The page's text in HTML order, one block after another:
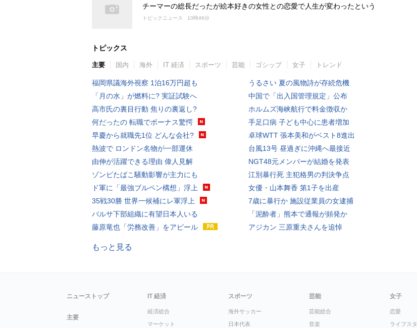
チーマーの総長だったが絵本好きの女性との恋愛で人生が変わったという
トピックニュース 10時46分
トピックス
主要 国内 海外 IT 経済 スポーツ 芸能 ゴシップ 女子 トレンド
福岡県議海外視察 1泊16万円超も
「月の水」が燃料に? 実証試験へ
高市氏の裏目行動 焦りの裏返し?
何だったの 転職でボーナス驚愕
早慶から就職先1位 どんな会社?
熱波で ロンドン名物が一部運休
由伸が活躍できる理由 偉人見解
ゾンビたばこ騒動影響が主力にも
ド軍に「最強ブルペン構想」浮上
35戦30勝 世界一候補にレ軍浮上
バルサ下部組織に有望日本人いる
藤原竜也「労務改善」をアピール
うるさい 夏の風物詩が存続危機
中国で「出入国管理規定」公布
ホルムズ海峡航行で料金徴収か
手足口病 子ども中心に患者増加
卓球WTT 張本美和がベスト8進出
台風13号 昼過ぎに沖縄へ最接近
NGT48元メンバーが結婚を発表
江別暴行死 主犯格男の判決争点
女優・山本舞香 第1子を出産
7歳に暴行か 施設従業員の女逮捕
「泥酔者」熊本で通報が頻発か
アジカン 三原重夫さんを追悼
もっと見る
ニューストップ
主要
IT 経済
経済総合
マーケット
スポーツ
海外サッカー
日本代表
芸能
芸能総合
音楽
女子
恋愛
ライフス